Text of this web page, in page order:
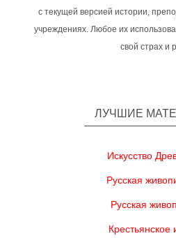
с текущей версией истории,
учреждениях. Любое их
свой страх и
ЛУЧШИЕ
Искусство
Русская
Русская
Крестьянское